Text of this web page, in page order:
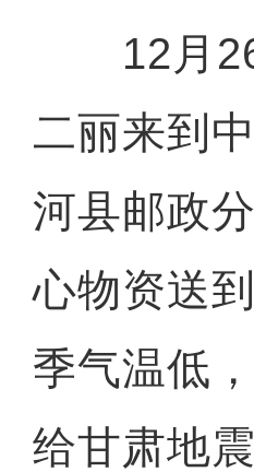
12月26
二丽来到
河县邮政
心物资送
季气温低
给甘肃地